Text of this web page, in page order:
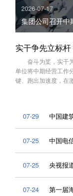
2026-07-17
集团公司召开
实干争先立标杆
奋斗为桨，实干
单位将中期经营工作
键、跑出加速度，在
07-29 中国建
07-25 中国电
07-25 央视报
07-24 第一届